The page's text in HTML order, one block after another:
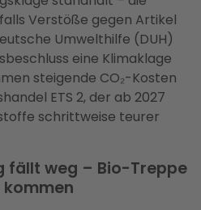
Verstöße gegen Artikel
Umwelthilfe (DUH)
eine Klimaklage
steigende CO₂-Kosten
ETS 2, der ab 2027
schrittweise teurer
fällt weg – Bio-Treppe